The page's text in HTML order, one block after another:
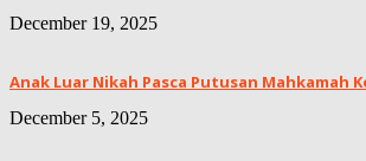
December 19, 2025
Anak Luar Nikah Pasca Putusan Mahkamah
December 5, 2025